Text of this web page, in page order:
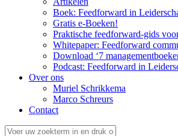
Boek: Feedforward in
Gratis e-Boeken!
Praktische feedforward-gids
Whitepaper: Feedforward
Download ‘7
Podcast: Feedforward in
Over ons
Muriel Schrikkema
Marco Schreurs
Contact